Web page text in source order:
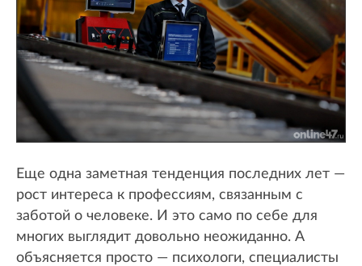
Еще одна заметная тенденция последних лет —
рост интереса к профессиям, связанным с
заботой о человеке. И это само по себе для
многих выглядит довольно неожиданно. А
объясняется просто — психологи, специалисты